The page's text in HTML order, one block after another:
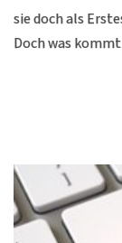
sie doch als
Doch was